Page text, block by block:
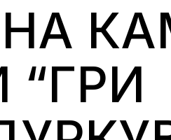
“ГРИ